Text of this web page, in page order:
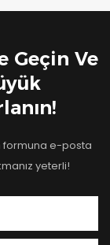
Geçin Ve
formuna e-posta
yeterli!